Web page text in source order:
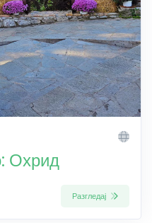
Охрид
Разгледај